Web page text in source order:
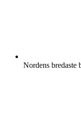
Nordens bredaste